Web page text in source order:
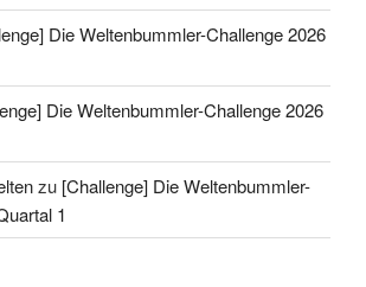
Die Weltenbummler-Challenge 2026
Die Weltenbummler-Challenge 2026
zu [Challenge] Die Weltenbummler-
1